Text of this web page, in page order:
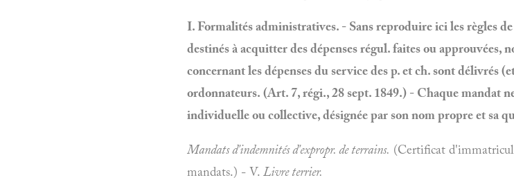
I. Formalités administratives. - Sans reproduire ici les règles
destinés à acquitter des dépenses régul. faites ou approuvées,
concernant les dépenses du service des p. et ch. sont délivrés
ordonnateurs. (Art. 7, régi.,28 sept. 1849.) - Chaque mandat
individuelle ou collective, désignée par son nom propre et sa
Mandats d'indemnités d'expropr. de terrains. (Certificat
mandats.) - V. Livre terrier.